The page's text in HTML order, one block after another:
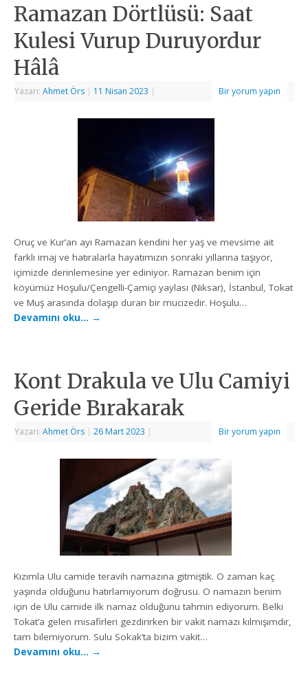
Ramazan Dörtlüsü: Saat
Kulesi Vurup Duruyordur
Hâlâ
Yazarı:Ahmet Örs | 11 Nisan 2023 | Bir yorum yapın
Oruç ve Kur’an ayı Ramazan kendini her yaş ve mevsime ait
farklı imaj ve hatıralarla hayatımızın sonraki yıllarına taşıyor,
içimizde derinlemesine yer ediniyor. Ramazan benim için
köyümüz Hoşulu/Çengelli-Çamiçi yaylası (Niksar), İstanbul, Tokat
ve Muş arasında dolaşıp duran bir mucizedir. Hoşulu…
Devamını oku… →
Kont Drakula ve Ulu Camiyi
Geride Bırakarak
Yazarı:Ahmet Örs | 26 Mart 2023 | Bir yorum yapın
Kızımla Ulu camide teravih namazına gitmiştik. O zaman kaç
yaşında olduğunu hatırlamıyorum doğrusu. O namazın benim
için de Ulu camide ilk namaz olduğunu tahmin ediyorum. Belki
Tokat’a gelen misafirleri gezdirirken bir vakit namazı kılmışımdır,
tam bilemiyorum. Sulu Sokak’ta bizim vakit…
Devamını oku… →